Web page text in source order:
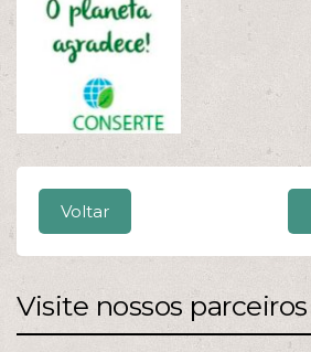
Voltar
Visite nossos parceiros